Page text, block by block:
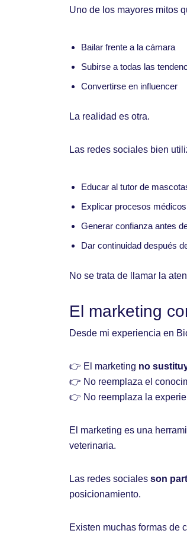
Uno de los mayores mitos
Bailar frente a la cámara
Subirse a todas las
Convertirse en influencer
La realidad es otra.
Las redes sociales bien
Educar al tutor de
Explicar procesos médicos
Generar confianza antes
Dar continuidad después
No se trata de llamar la
El marketing
Desde mi experiencia en
👉 El marketing no
👉 No reemplaza el
👉 No reemplaza la
El marketing es una
veterinaria.
Las redes sociales son
posicionamiento.
Existen muchas formas de